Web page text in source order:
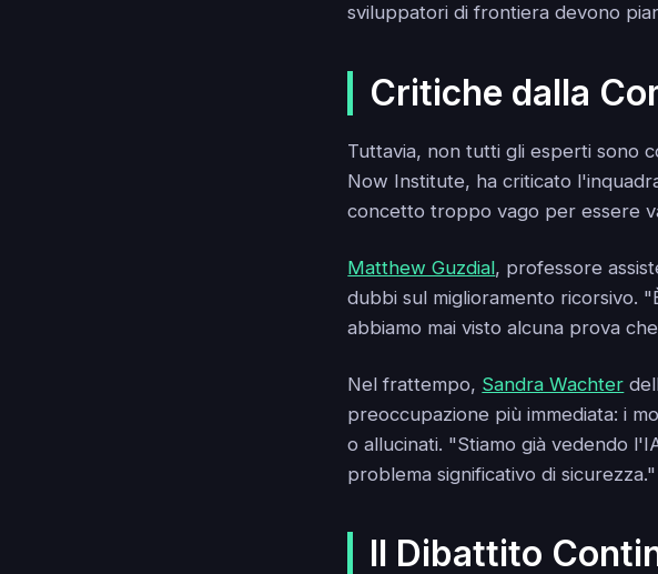
sviluppatori di frontiera devono
Critiche dalla
Tuttavia, non tutti gli esperti sono
Now Institute, ha criticato
concetto troppo vago per essere
Matthew Guzdial, professore
dubbi sul miglioramento ricorsivo.
abbiamo mai visto alcuna prova
Nel frattempo, Sandra Wachter
preoccupazione più immediata: i
o allucinati. "Stiamo già vedendo
problema significativo di sicurezza."
Il Dibattito